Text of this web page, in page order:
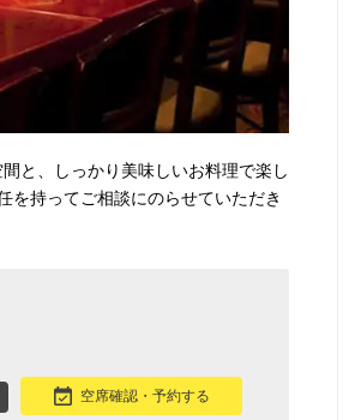
と、しっかり美味しいお料理で楽し
を持ってご相談にのらせていただき
空席確認・予約する